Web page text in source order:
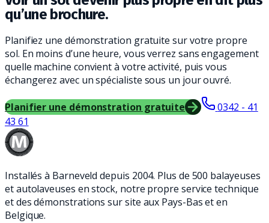
qu’une brochure.
Planifiez une démonstration gratuite sur votre propre
sol. En moins d’une heure, vous verrez sans engagement
quelle machine convient à votre activité, puis vous
échangerez avec un spécialiste sous un jour ouvré.
Planifier une démonstration gratuite
0342 - 41
43 61
Installés à Barneveld depuis 2004. Plus de 500 balayeuses
et autolaveuses en stock, notre propre service technique
et des démonstrations sur site aux Pays-Bas et en
Belgique.